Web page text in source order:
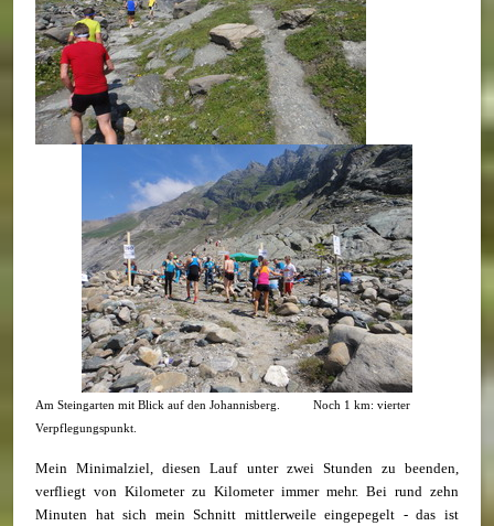
Am Steingarten mit Blick auf den Johannisberg. Noch 1 km: vierter
Verpflegungspunkt.
Mein Minimalziel, diesen Lauf unter zwei Stunden zu beenden,
verfliegt von Kilometer zu Kilometer immer mehr. Bei rund zehn
Minuten hat sich mein Schnitt mittlerweile eingepegelt - das ist